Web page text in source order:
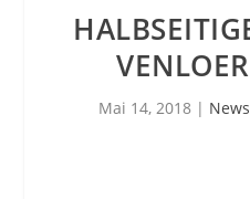
VENLOER
Mai 14, 2018| News